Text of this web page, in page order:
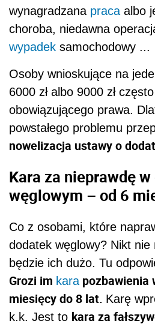
wynagradzana praca albo
choroba, niedawna
wypadek samochodowy ...
Osoby wnioskujące na
6000 zł albo 9000 zł
obowiązującego prawa.
powstałego problemu
nowelizacja ustawy o
Kara za nieprawdę
węglowym – od 6
Co z osobami, które
dodatek węglowy? Nikt nie
będzie ich dużo. Tu
Grozi im karapozbawienia
miesięcy do 8 lat. Karę
k.k. Jest to kara za